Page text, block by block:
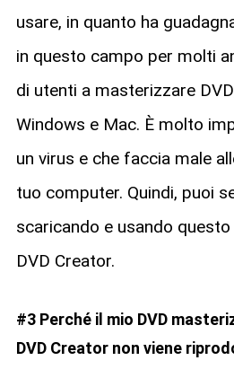
usare, in quanto ha
in questo campo per molti
di utenti a masterizzare
Windows e Mac. È molto
un virus e che faccia male
tuo computer. Quindi, puoi
scaricando e usando
DVD Creator.
#3 Perché il mio DVD
DVD Creator non viene